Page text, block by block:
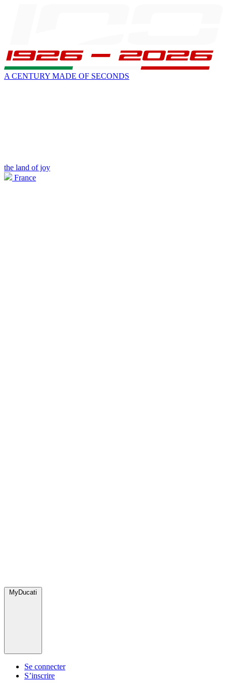
A CENTURY MADE OF SECONDS
the land of joy
France
MyDucati
Se connecter
S’inscrire